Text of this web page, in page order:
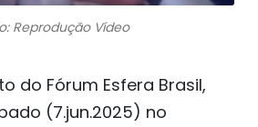
Reprodução Vídeo
do Fórum Esfera Brasil,
(7.jun.2025) no